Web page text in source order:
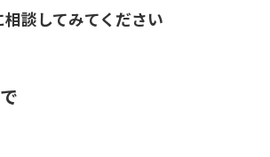
談してみてください